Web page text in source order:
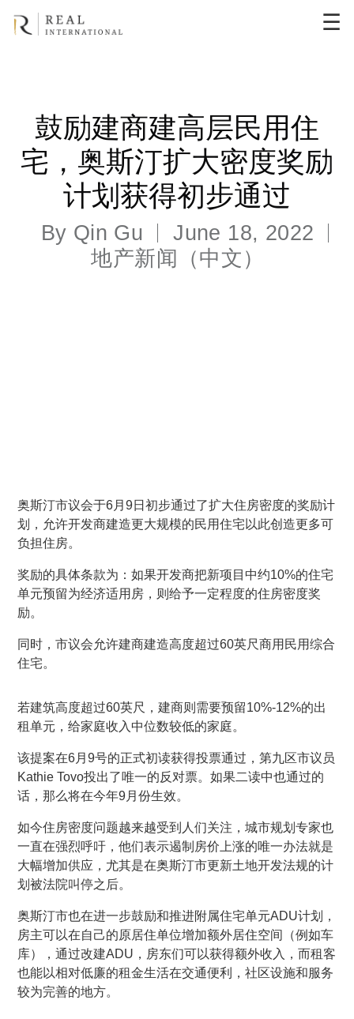
☰
鼓励建商建高层民用住
宅，奥斯汀扩大密度奖励
计划获得初步通过
By Qin Gu
June 18, 2022
地产新闻（中文）
奥斯汀市议会于6月9日初步通过了扩大住房密度的奖励计
划，允许开发商建造更大规模的民用住宅以此创造更多可
负担住房。
奖励的具体条款为：如果开发商把新项目中约10%的住宅
单元预留为经济适用房，则给予一定程度的住房密度奖
励。
同时，市议会允许建商建造高度超过60英尺商用民用综合
住宅。
若建筑高度超过60英尺，建商则需要预留10%-12%的出
租单元，给家庭收入中位数较低的家庭。
该提案在6月9号的正式初读获得投票通过，第九区市议员
Kathie Tovo投出了唯一的反对票。如果二读中也通过的
话，那么将在今年9月份生效。
如今住房密度问题越来越受到人们关注，城市规划专家也
一直在强烈呼吁，他们表示遏制房价上涨的唯一办法就是
大幅增加供应，尤其是在奥斯汀市更新土地开发法规的计
划被法院叫停之后。
奥斯汀市也在进一步鼓励和推进附属住宅单元ADU计划，
房主可以在自己的原居住单位增加额外居住空间（例如车
库），通过改建ADU，房东们可以获得额外收入，而租客
也能以相对低廉的租金生活在交通便利，社区设施和服务
较为完善的地方。